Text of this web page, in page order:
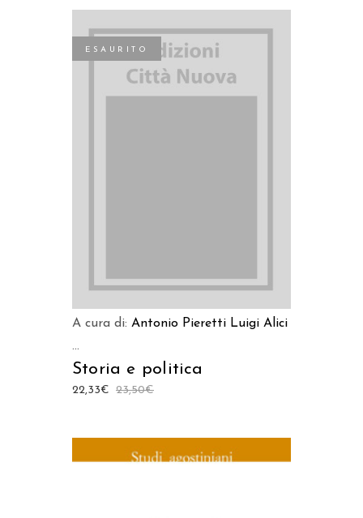
ESAURITO
A cura di: Antonio Pieretti Luigi Alici
...
Storia e politica
23,50€
22,33€